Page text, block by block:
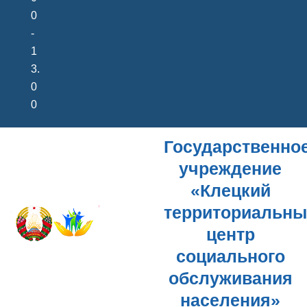
0
-
1
3.
0
0
учреждение
«Клецкий
центр
социального
обслуживания
населения»